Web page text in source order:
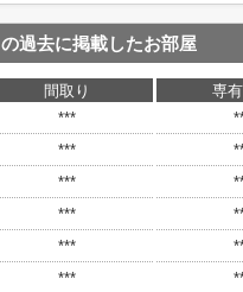
の過去に掲載したお部屋
間取り 専
***
***
***
***
***
***